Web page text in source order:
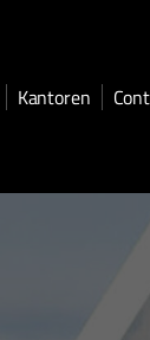
Kantoren